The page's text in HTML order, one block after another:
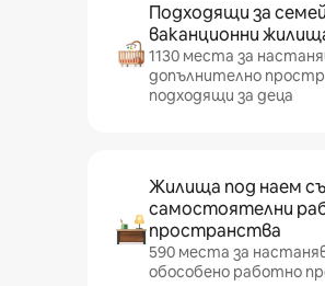
Подходящи за
ваканционни
1130 места за
допълнително
подходящи за деца
Жилища под наем
самостоятелни
пространства
590 места за
обособено работно